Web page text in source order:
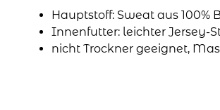
Hauptstoff: Sweat aus 100%
Innenfutter: leichter Jersey-
nicht Trockner geeignet,